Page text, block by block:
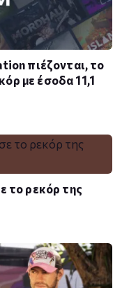
πιέζονται, το
με έσοδα 11,1
το ρεκόρ της